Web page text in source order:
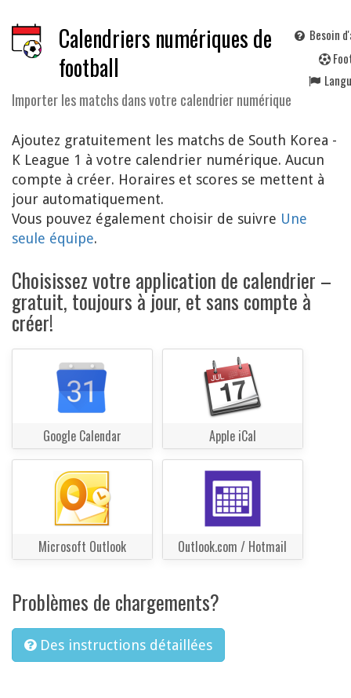
Calendriers numériques de
football
Importer les matchs dans votre calendrier numérique
Besoin
F
Ajoutez gratuitement les matchs de South Korea -
K League 1 à votre calendrier numérique. Aucun
compte à créer. Horaires et scores se mettent à
jour automatiquement.
Vous pouvez également choisir de suivre Une
seule équipe.
Choisissez votre application de calendrier –
gratuit, toujours à jour, et sans compte à
créer!
Google Calendar Apple iCal
Microsoft Outlook Outlook.com / Hotmail
Problèmes de chargements?
Des instructions détaillées